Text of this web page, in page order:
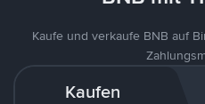
Kaufe und verkaufe BNB auf
Kaufen